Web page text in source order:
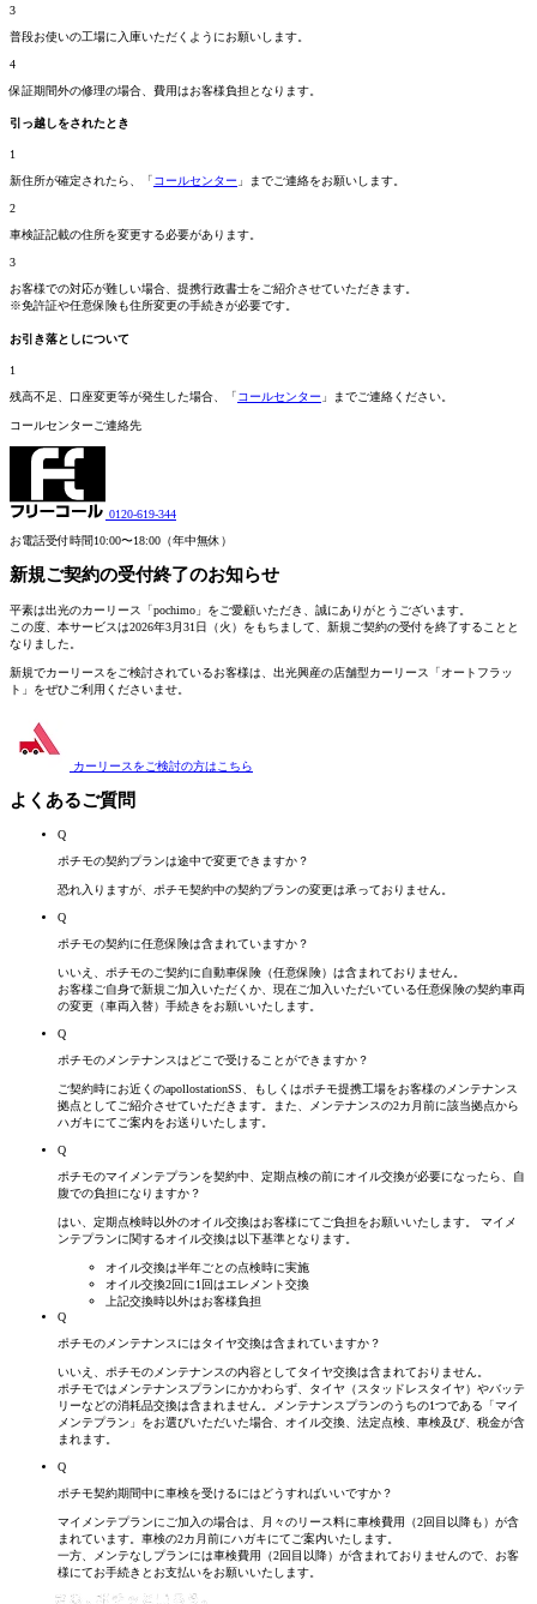
3
普段お使いの工場に入庫いただくようにお願いします。
4
保証期間外の修理の場合、費用はお客様負担となります。
引っ越しをされたとき
1
新住所が確定されたら、「コールセンター 」までご連絡をお願いします。
2
車検証記載の住所を変更する必要があります。
3
お客様での対応が難しい場合、提携行政書士をご紹介させていただきます。
※免許証や任意保険も住所変更の手続きが必要です。
お引き落としについて
1
残高不足、口座変更等が発生した場合、「コールセンター 」までご連絡ください。
コールセンターご連絡先
0120-619-344
お電話受付時間10:00〜18:00（年中無休）
新規ご契約の受付終了のお知らせ
平素は出光のカーリース「pochimo」をご愛顧いただき、誠にありがとうございます。
この度、本サービスは2026年3月31日（火）をもちまして、新規ご契約の受付を終了することと
なりました。
新規でカーリースをご検討されているお客様は、 出光興産の店舗型カーリース「オートフラッ
ト」 をぜひご利用くださいませ。
カーリースをご検討の方は こちら
よくあるご質問
Q
ポチモの契約プランは途中で変更できますか？
恐れ入りますが、ポチモ契約中の契約プランの変更は承っておりません。
Q
ポチモの契約に任意保険は含まれていますか？
いいえ、ポチモのご契約に自動車保険（任意保険）は含まれておりません。
お客様ご自身で新規ご加入いただくか、現在ご加入いただいている任意保険の契約車両
の変更（車両入替）手続きをお願いいたします。
Q
ポチモのメンテナンスはどこで受けることができますか？
ご契約時にお近くのapollostationSS、もしくはポチモ提携工場をお客様のメンテナンス
拠点としてご紹介させていただきます。また、メンテナンスの2カ月前に該当拠点から
ハガキにてご案内をお送りいたします。
Q
ポチモのマイメンテプランを契約中、定期点検の前にオイル交換が必要になったら、自
腹での負担になりますか？
はい、定期点検時以外のオイル交換はお客様にてご負担をお願いいたします。 マイメ
ンテプランに関するオイル交換は以下基準となります。
オイル交換は半年ごとの点検時に実施
オイル交換2回に1回はエレメント交換
上記交換時以外はお客様負担
Q
ポチモのメンテナンスにはタイヤ交換は含まれていますか？
いいえ、ポチモのメンテナンスの内容としてタイヤ交換は含まれておりません。
ポチモではメンテナンスプランにかかわらず、タイヤ（スタッドレスタイヤ）やバッテ
リーなどの消耗品交換は含まれません。メンテナンスプランのうちの1つである「マイ
メンテプラン」をお選びいただいた場合、オイル交換、法定点検、車検及び、税金が含
まれます。
Q
ポチモ契約期間中に車検を受けるにはどうすればいいですか？
マイメンテプランにご加入の場合は、月々のリース料に車検費用（2回目以降も）が含
まれています。車検の2カ月前にハガキにてご案内いたします。
一方、メンテなしプランには車検費用（2回目以降）が含まれておりませんので、お客
様にてお手続きとお支払いをお願いいたします。